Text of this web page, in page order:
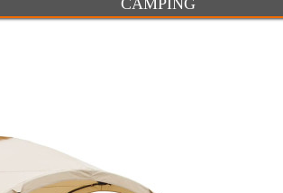
CAMPING